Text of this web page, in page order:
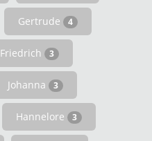
Gertrude 4
Friedrich 3
Johanna 3
Hannelore 3